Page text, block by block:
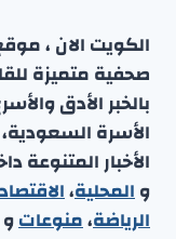
الكويت الان ،
صحفية متميزة
بالخبر الأدق
الأسرة
الأخبار المتنوعة
والمحلية،الاقتصاد
الرياضة،منوعاتو